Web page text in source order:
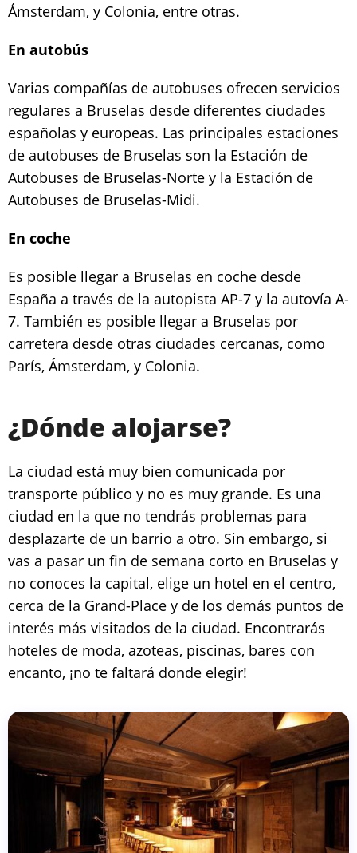
Ámsterdam, y Colonia, entre otras.
En autobús
Varias compañías de autobuses ofrecen servicios
regulares a Bruselas desde diferentes ciudades
españolas y europeas. Las principales estaciones
de autobuses de Bruselas son la Estación de
Autobuses de Bruselas-Norte y la Estación de
Autobuses de Bruselas-Midi.
En coche
Es posible llegar a Bruselas en coche desde
España a través de la autopista AP-7 y la autovía A-
7. También es posible llegar a Bruselas por
carretera desde otras ciudades cercanas, como
París, Ámsterdam, y Colonia.
¿Dónde alojarse?
La ciudad está muy bien comunicada por
transporte público y no es muy grande. Es una
ciudad en la que no tendrás problemas para
desplazarte de un barrio a otro. Sin embargo, si
vas a pasar un fin de semana corto en Bruselas y
no conoces la capital, elige un hotel en el centro,
cerca de la Grand-Place y de los demás puntos de
interés más visitados de la ciudad. Encontrarás
hoteles de moda, azoteas, piscinas, bares con
encanto, ¡no te faltará donde elegir!